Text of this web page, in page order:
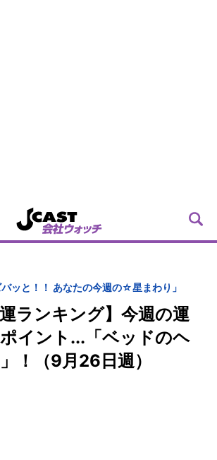
バッと！！ あなたの今週の☆星まわり」
運ランキング】今週の運
イント...「ベッドのヘ
！（9月26日週）